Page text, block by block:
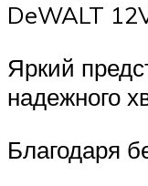
DeWALT
Яркий
надежного
Благодаря